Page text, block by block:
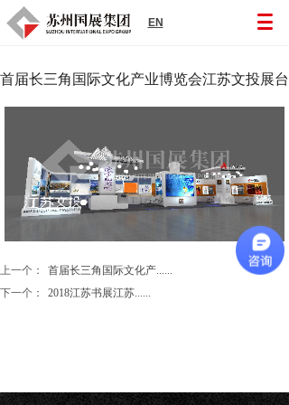
首届长三角国际文化产业博览会江苏文投展台
上一个：
首届长三角国际文化产......
下一个：
2018江苏书展江苏......
EN